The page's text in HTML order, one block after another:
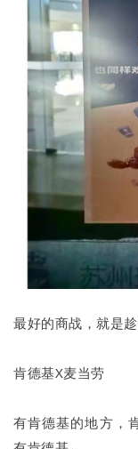
最好的商战，就是
肯德基X麦当劳
有肯德基的地方，